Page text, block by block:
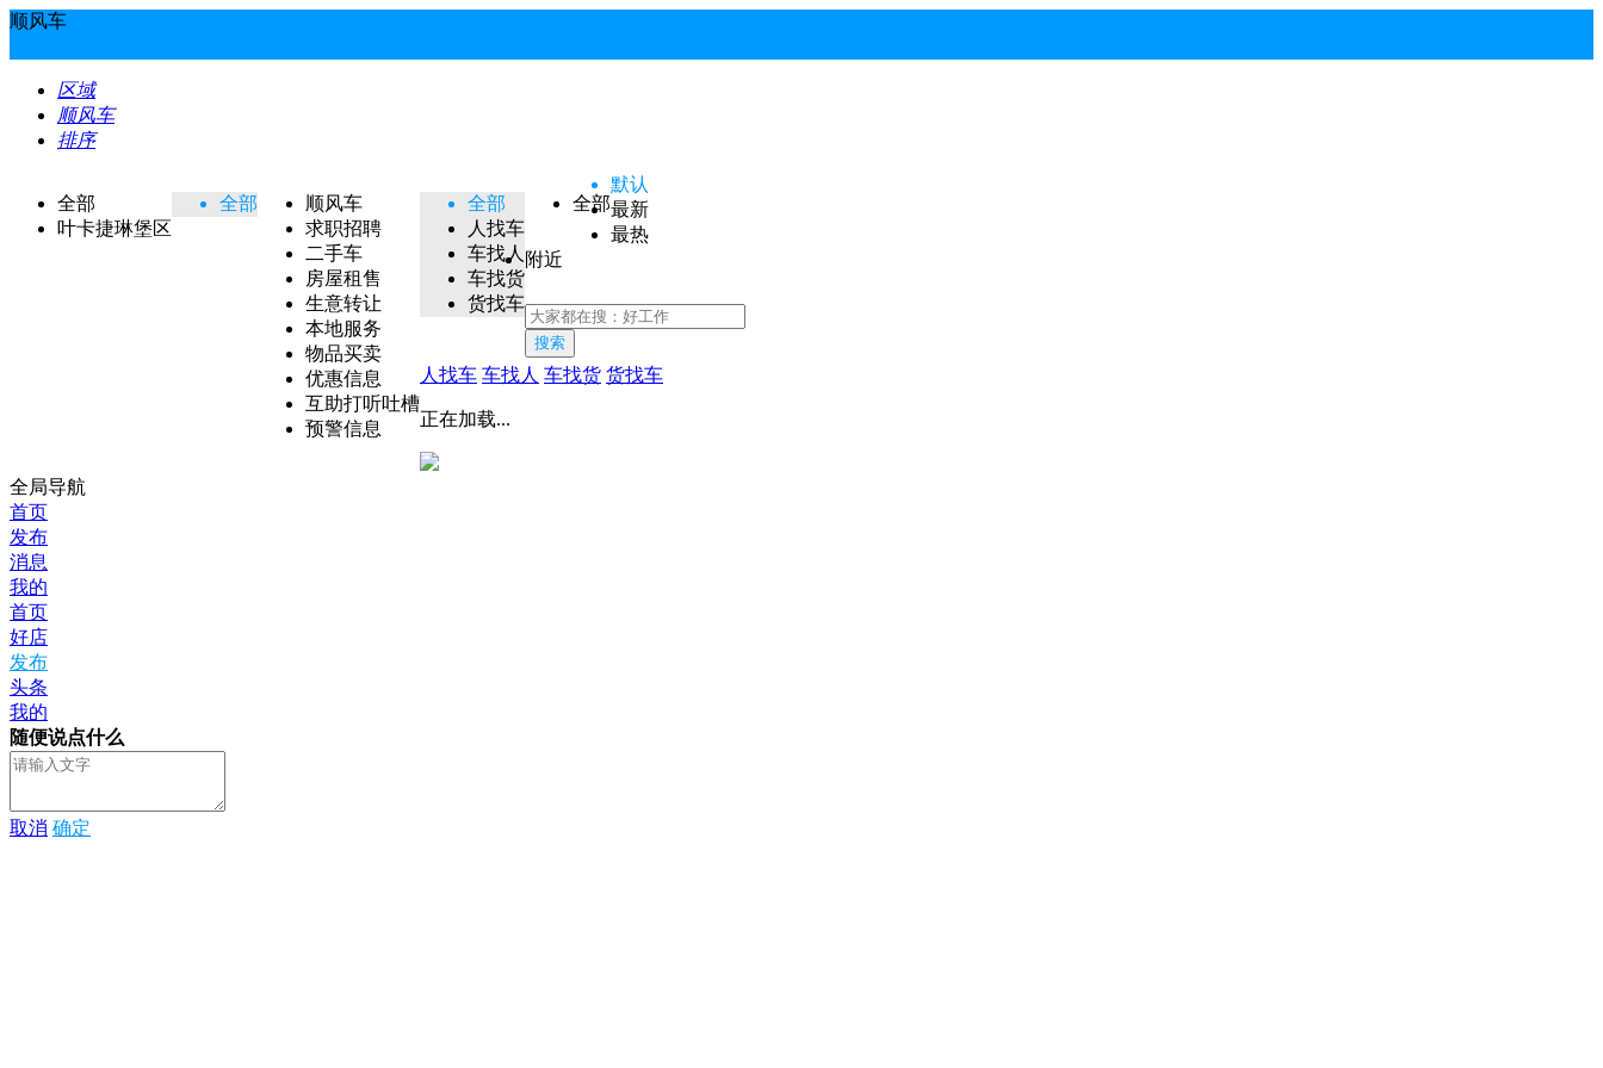
顺风车
区域
顺风车
排序
全部
叶卡捷琳堡区
全部
顺风车
求职招聘
二手车
房屋租售
生意转让
本地服务
物品买卖
优惠信息
互助打听吐槽
预警信息
全部
人找车
车找人
车找货
货找车
全部
默认
最新
最热
附近
搜索
人找车 车找人 车找货 货找车
正在加载...
全局导航
首页
发布
消息
我的
首页
好店
发布
头条
我的
随便说点什么
取消 确定